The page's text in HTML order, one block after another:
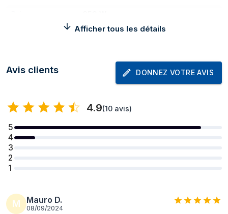
Tension d'entrée
120 - 220 V
Poids et dimensions
Profondeur 320 mm
Hauteur
Poids
représentation / réalisation
l'appareil
Afficher tous les détails
Avis clients DONNEZ VOTRE AVIS
4.9(10 avis)
5
4
3
2
1
M Mauro D.
08/09/2024